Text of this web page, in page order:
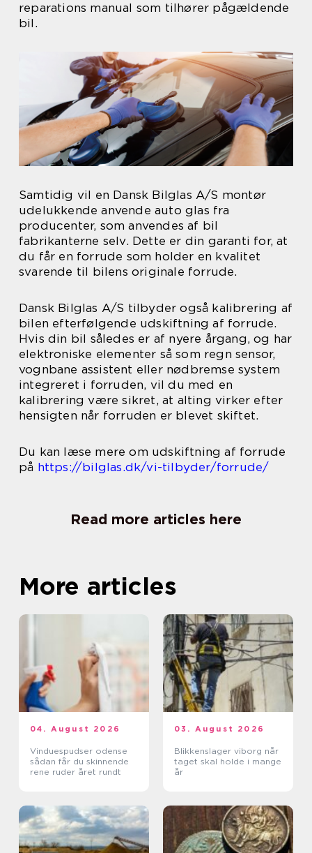
reparations manual som tilhører pågældende
bil.
Samtidig vil en Dansk Bilglas A/S montør
udelukkende anvende auto glas fra
producenter, som anvendes af bil
fabrikanterne selv. Dette er din garanti for, at
du får en forrude som holder en kvalitet
svarende til bilens originale forrude.
Dansk Bilglas A/S tilbyder også kalibrering af
bilen efterfølgende udskiftning af forrude.
Hvis din bil således er af nyere årgang, og har
elektroniske elementer så som regn sensor,
vognbane assistent eller nødbremse system
integreret i forruden, vil du med en
kalibrering være sikret, at alting virker efter
hensigten når forruden er blevet skiftet.
Du kan læse mere om udskiftning af forrude
på https://bilglas.dk/vi-tilbyder/forrude/
Read more articles here
More articles
04. August 2026
Vinduespudser odense
sådan får du skinnende
rene ruder året rundt
03. August 2026
Blikkenslager viborg når
taget skal holde i mange
år